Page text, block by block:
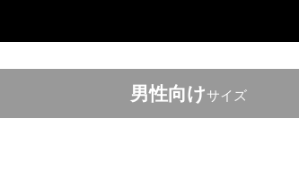
男性向けサイズ